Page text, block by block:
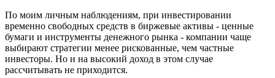
По моим личным наблюдениям, при инвестировании
временно свободных средств в биржевые активы - ценные
бумаги и инструменты денежного рынка - компании чаще
выбирают стратегии менее рискованные, чем частные
инвесторы. Но и на высокий доход в этом случае
рассчитывать не приходится.